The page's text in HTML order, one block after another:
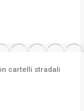
cartelli stradali